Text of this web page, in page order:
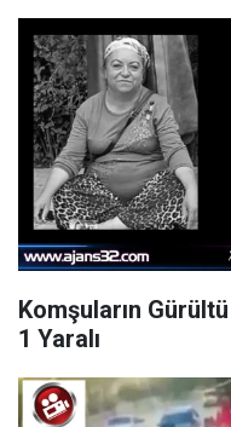
Komşuların
1 Yaralı